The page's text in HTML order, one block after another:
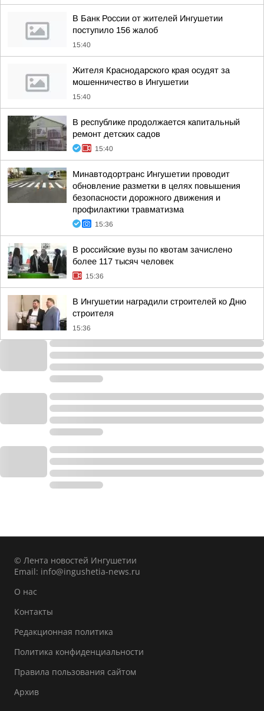
В Банк России от жителей Ингушетии
поступило 156 жалоб
15:40
Жителя Краснодарского края осудят за
мошенничество в Ингушетии
15:40
В республике продолжается капитальный
ремонт детских садов
15:40
Минавтодортранс Ингушетии проводит
обновление разметки в целях повышения
безопасности дорожного движения и
профилактики травматизма
15:36
В российские вузы по квотам зачислено
более 117 тысяч человек
15:36
В Ингушетии наградили строителей ко Дню
строителя
15:36
© Лента новостей Ингушетии
Email: info@ingushetia-news.ru
О нас
Контакты
Редакционная политика
Политика конфиденциальности
Правила пользования сайтом
Архив